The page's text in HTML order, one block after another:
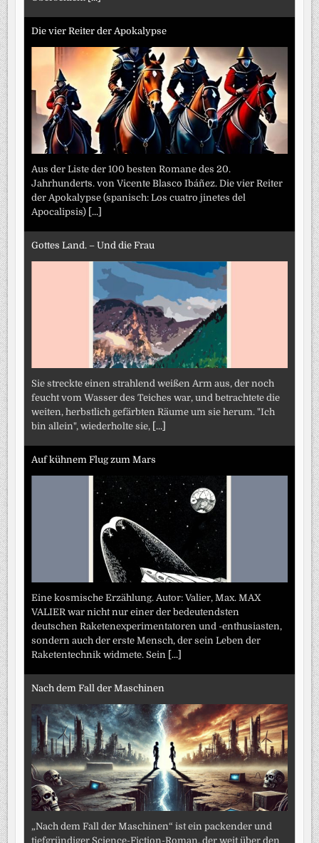
Die vier Reiter der Apokalypse
Aus der Liste der 100 besten Romane des 20.
Jahrhunderts. von Vicente Blasco Ibáñez. Die vier Reiter
der Apokalypse (spanisch: Los cuatro jinetes del
Apocalipsis) [...]
Gottes Land. – Und die Frau
Sie streckte einen strahlend weißen Arm aus, der noch
feucht vom Wasser des Teiches war, und betrachtete die
weiten, herbstlich gefärbten Räume um sie herum. "Ich
bin allein", wiederholte sie, [...]
Auf kühnem Flug zum Mars
Eine kosmische Erzählung. Autor: Valier, Max. MAX
VALIER war nicht nur einer der bedeutendsten
deutschen Raketenexperimentatoren und -enthusiasten,
sondern auch der erste Mensch, der sein Leben der
Raketentechnik widmete. Sein [...]
Nach dem Fall der Maschinen
„Nach dem Fall der Maschinen“ ist ein packender und
tiefgründiger Science-Fiction-Roman, der weit über den